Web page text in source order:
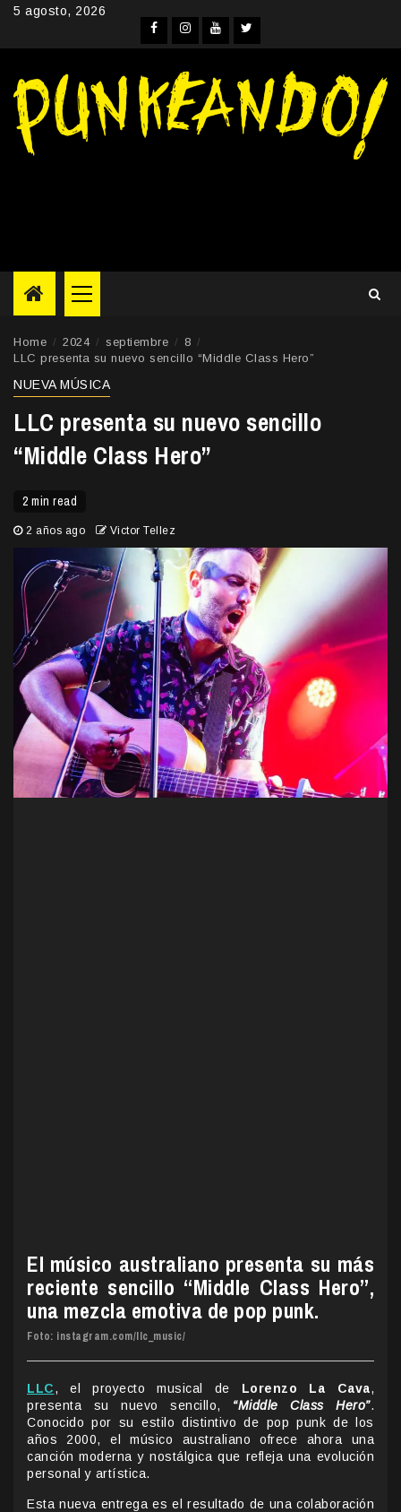
Skip5 agosto, 2026
Facebook
Instagram
YouTube
Twitter
Primary
Menu
Home 2024 septiembre
8
LLC presenta su nuevo sencillo “Middle Class Hero”
NUEVA MÚSICA
LLC presenta su nuevo sencillo
“Middle Class Hero”
2 min read
2 años ago Victor Tellez
El músico australiano presenta su más
reciente sencillo “Middle Class Hero”,
una mezcla emotiva de pop punk.
Foto: instagram.com/llc_music/
LLC, el proyecto musical de Lorenzo La Cava,
presenta su nuevo sencillo, “Middle Class Hero”.
Conocido por su estilo distintivo de pop punk de los
años 2000, el músico australiano ofrece ahora una
canción moderna y nostálgica que refleja una evolución
personal y artística.
Esta nueva entrega es el resultado de una colaboración